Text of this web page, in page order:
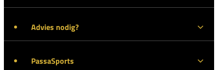
Advies nodig?
PassaSports